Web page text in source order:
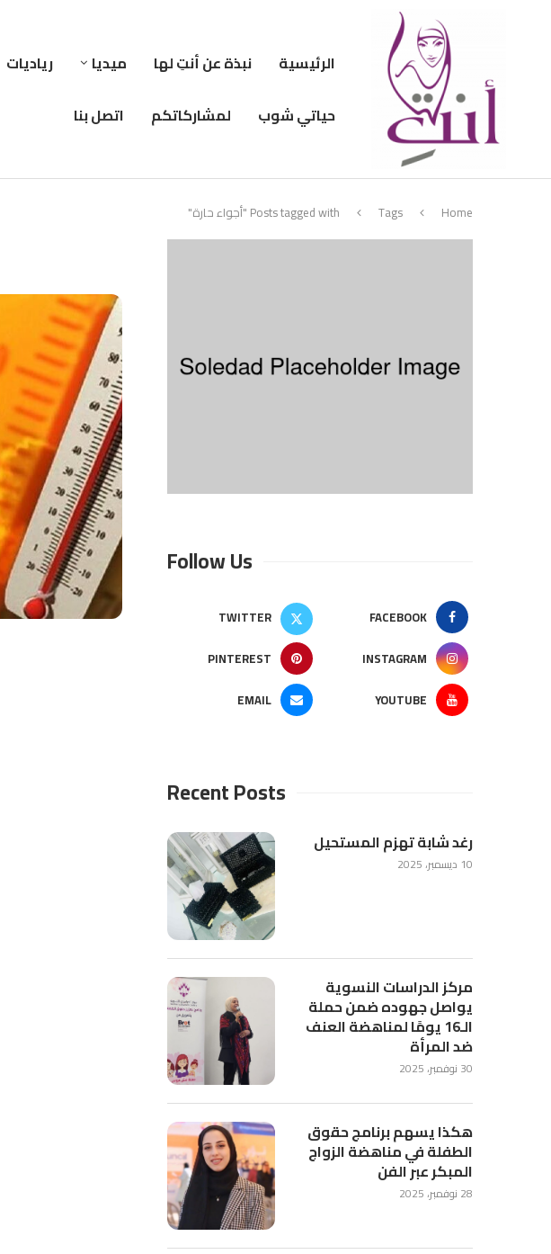
الرئيسية نبذة عن أنتِ لها ميديا رياديات
حياتي شوب
لمشاركاتكم اتصل بنا
Home
Tags Posts tagged with "أجواء حارة"
Follow Us
FACEBOOK
TWITTER
INSTAGRAM
PINTEREST
YOUTUBE
EMAIL
Recent Posts
رغد شابة تهزم المستحيل
10 ديسمبر، 2025
مركز الدراسات النسوية
يواصل جهوده ضمن حملة
الـ16 يومًا لمناهضة العنف
ضد المرأة
30 نوفمبر، 2025
هكذا يسهم برنامج حقوق
الطفلة في مناهضة الزواج
المبكر عبر الفن
28 نوفمبر، 2025